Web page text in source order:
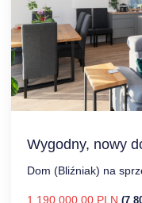
Wygodny, nowy
Dom (Bliźniak) na
1 190 000,00 PLN (7